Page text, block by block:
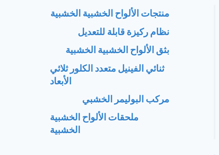
منتجات الألواح الخشبية الخشبية
نظام ركيزة قابلة للتعديل
بثق الألواح الخشبية الخشبية
ثنائي الفينيل متعدد الكلور ثلاثي
الأبعاد
مركب البوليمر الخشبي
ملحقات الألواح الخشبية
الخشبية